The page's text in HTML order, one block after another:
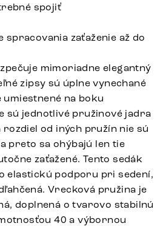
spojiť
spracovania zaťaženie až do
mimoriadne elegantný
zipsy sú úplne vynechané
umiestnené na boku
sú jednotlivé pružinové jadra
rozdiel od iných pružín nie sú
preto sa ohýbajú len tie
zaťažené. Tento sedák
elastickú podporu pri sedení,
Vrecková pružina je
doplnená o tvarovo stabilnú
40 a výbornou